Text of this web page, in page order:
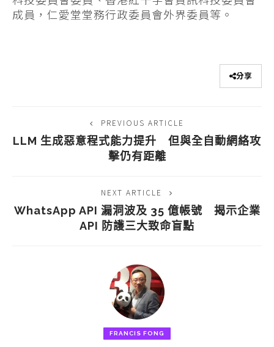
成員，仁愛堂堂務行政委員會外界委員等。
分享
PREVIOUS ARTICLE
LLM 生成惡意程式能力提升 但與全自動網絡攻
擊仍有距離
NEXT ARTICLE
WhatsApp API 漏洞波及 35 億帳號 揭示企業
API 防護三大致命盲點
FRANCIS FONG